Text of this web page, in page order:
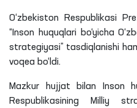
O‘zbekiston Respublikasi
“Inson huquqlari bo‘yicha
strategiyasi” tasdiqlanishi
voqea bo‘ldi.
Mazkur hujjat bilan Inson
Respublikasining Milliy